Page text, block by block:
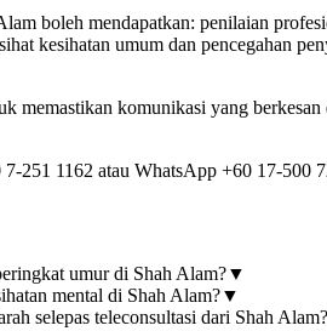
boleh mendapatkan: penilaian
kesihatan umum dan pencegahan
memastikan komunikasi yang
251 1162 atau WhatsApp +60 17-500
umur di Shah Alam?▼
mental di Shah Alam?▼
selepas teleconsultasi dari Shah Alam?